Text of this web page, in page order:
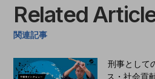
Related
関連記事
刑事として
ス・社会貢